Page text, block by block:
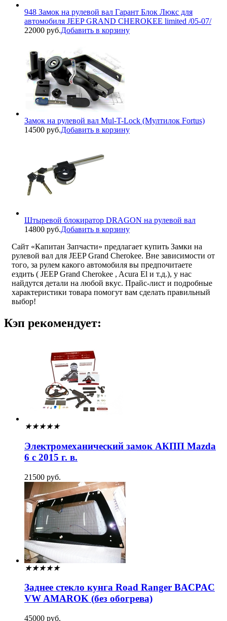
948 Замок на рулевой вал Гарант Блок Люкс для
автомобиля JEEP GRAND CHEROKEE limited /05-07/
22000 руб.Добавить в корзину
Замок на рулевой вал Mul-T-Lock (Мултилок Fortus)
14500 руб.Добавить в корзину
Штыревой блокиратор DRAGON на рулевой вал
14800 руб.Добавить в корзину
Сайт «Капитан Запчасти» предлагает купить Замки на
рулевой вал для JEEP Grand Cherokee. Вне зависимости от
того, за рулем какого автомобиля вы предпочитаете
ездить ( JEEP Grand Cherokee , Acura El и т.д.), у нас
найдутся детали на любой вкус. Прайс-лист и подробные
характеристики товара помогут вам сделать правильный
выбор!
Кэп рекомендует:
★★★★★
Электромеханический замок АКПП Mazda
6 с 2015 г. в.
21500 руб.
★★★★★
Заднее стекло кунга Road Ranger BACPAC
VW AMAROK (без обогрева)
45000 руб.